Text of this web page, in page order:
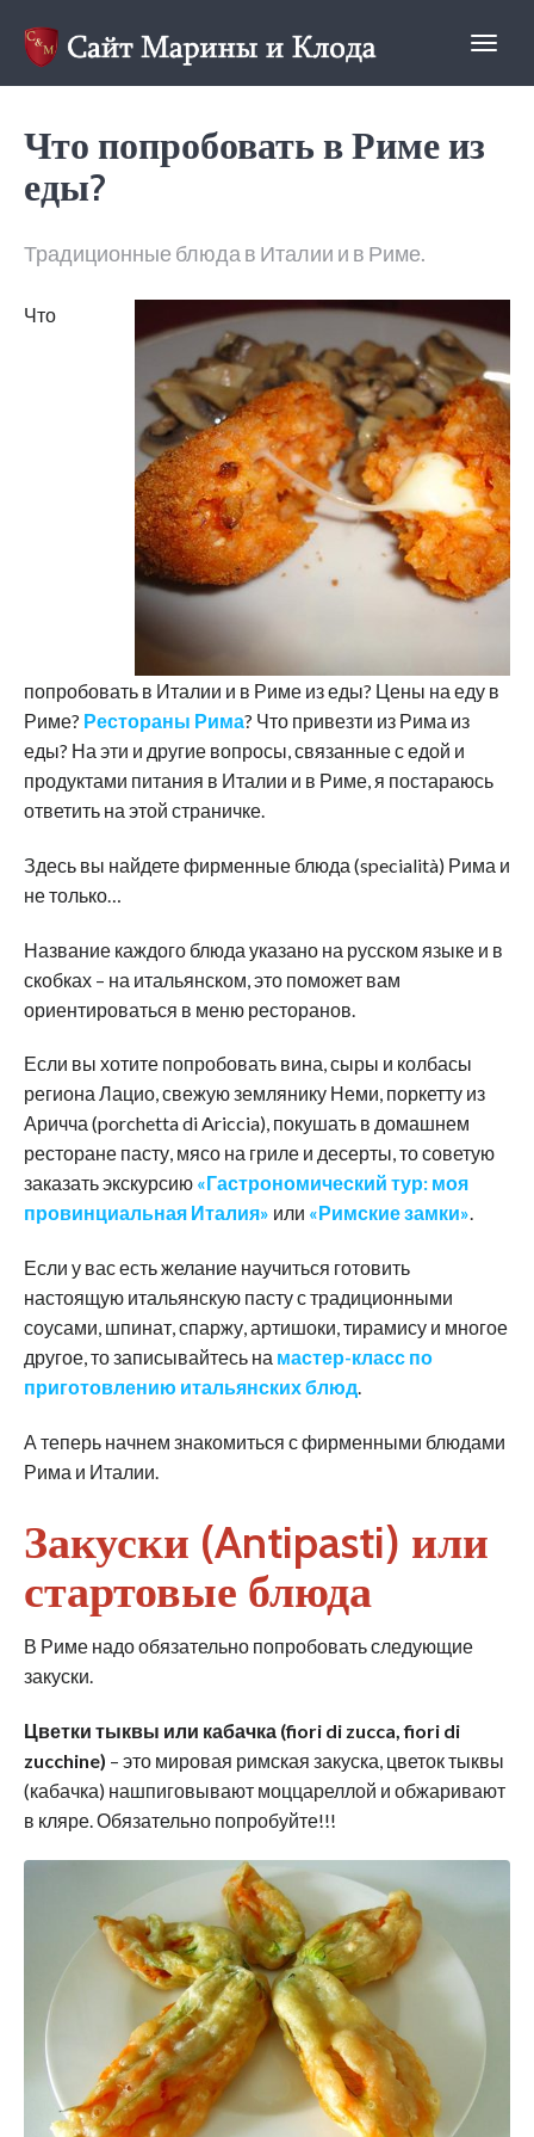
Clod&Mari
Что попробовать в Риме из
еды?
Традиционные блюда в Италии и в Риме.
Что
попробовать в Италии и в Риме из еды? Цены на еду в
Риме? Рестораны Рима? Что привезти из Рима из
еды? На эти и другие вопросы, связанные с едой и
продуктами питания в Италии и в Риме, я постараюсь
ответить на этой страничке.
Здесь вы найдете фирменные блюда (specialità) Рима и
не только…
Название каждого блюда указано на русском языке и в
скобках – на итальянском, это поможет вам
ориентироваться в меню ресторанов.
Если вы хотите попробовать вина, сыры и колбасы
региона Лацио, свежую землянику Неми, поркетту из
Аричча (porchetta di Ariccia), покушать в домашнем
ресторане пасту, мясо на гриле и десерты, то советую
заказать экскурсию «Гастрономический тур: моя
провинциальная Италия» или «Римские замки».
Если у вас есть желание научиться готовить
настоящую итальянскую пасту с традиционными
соусами, шпинат, спаржу, артишоки, тирамису и многое
другое, то записывайтесь на мастер-класс по
приготовлению итальянских блюд.
А теперь начнем знакомиться с фирменными блюдами
Рима и Италии.
Закуски (Antipasti) или
стартовые блюда
В Риме надо обязательно попробовать следующие
закуски.
Цветки тыквы или кабачка (fiori di zucca, fiori di
zucchine) – это мировая римская закуска, цветок тыквы
(кабачка) нашпиговывают моццареллой и обжаривают
в кляре. Обязательно попробуйте!!!